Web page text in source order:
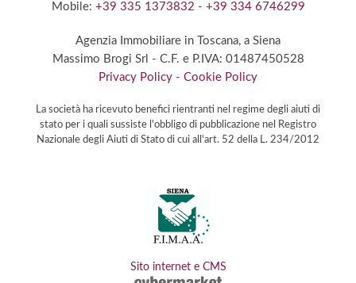
Mobile: +39 335 1373832 - +39 334 6746299
Agenzia Immobiliare in Toscana, a Siena
Massimo Brogi Srl - C.F. e P.IVA: 01487450528
Privacy Policy - Cookie Policy
La società ha ricevuto benefici rientranti nel regime degli aiuti di
stato per i quali sussiste l'obbligo di pubblicazione nel Registro
Nazionale degli Aiuti di Stato di cui all'art. 52 della L. 234/2012
Sito internet e CMS